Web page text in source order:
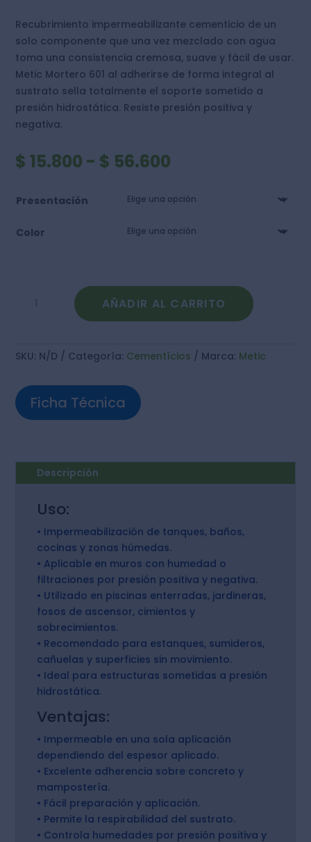
Recubrimiento impermeabilizante cementicio de un
solo componente que una vez mezclado con agua
toma una consistencia cremosa, suave y fácil de usar.
Metic Mortero 601 al adherirse de forma integral al
sustrato sella totalmente el soporte sometido a
presión hidrostática. Resiste presión positiva y
negativa.
$ 15.800 - $ 56.600
PRECIOS:
DESDE
$ 15.800
HASTA
Presentación
Color
AÑADIR AL CARRITO
SKU: N/D Categoría: Cementícios Marca: Metic
Ficha Técnica
Descripción
Uso:
• Impermeabilización de tanques, baños,
cocinas y zonas húmedas.
• Aplicable en muros con humedad o
filtraciones por presión positiva y negativa.
• Utilizado en piscinas enterradas, jardineras,
fosos de ascensor, cimientos y
sobrecimientos.
• Recomendado para estanques, sumideros,
cañuelas y superficies sin movimiento.
• Ideal para estructuras sometidas a presión
hidrostática.
Ventajas:
• Impermeable en una sola aplicación
dependiendo del espesor aplicado.
• Excelente adherencia sobre concreto y
mampostería.
• Fácil preparación y aplicación.
• Permite la respirabilidad del sustrato.
• Controla humedades por presión positiva y